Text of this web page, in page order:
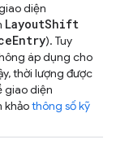
diện
LayoutShift
Entry). Tuy
áp dụng cho
thời lượng được
giao diện
khảothông số kỹ